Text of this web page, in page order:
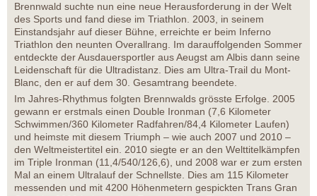
Brennwald suchte nun eine neue Herausforderung in der Welt
des Sports und fand diese im Triathlon. 2003, in seinem
Einstandsjahr auf dieser Bühne, erreichte er beim Inferno
Triathlon den neunten Overallrang. Im darauffolgenden Sommer
entdeckte der Ausdauersportler aus Aeugst am Albis dann seine
Leidenschaft für die Ultradistanz. Dies am Ultra-Trail du Mont-
Blanc, den er auf dem 30. Gesamtrang beendete.
Im Jahres-Rhythmus folgten Brennwalds grösste Erfolge. 2005
gewann er erstmals einen Double Ironman (7,6 Kilometer
Schwimmen/360 Kilometer Radfahren/84,4 Kilometer Laufen)
und heimste mit diesem Triumph – wie auch 2007 und 2010 –
den Weltmeistertitel ein. 2010 siegte er an den Welttitelkämpfen
im Triple Ironman (11,4/540/126,6), und 2008 war er zum ersten
Mal an einem Ultralauf der Schnellste. Dies am 115 Kilometer
messenden und mit 4200 Höhenmetern gespickten Trans Gran